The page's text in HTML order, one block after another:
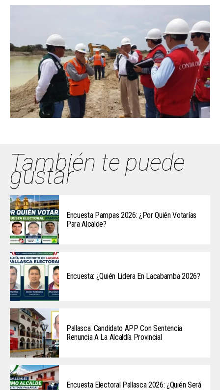
También te puede
gustar
Encuesta Pampas 2026: ¿Por Quién Votarías
Para Alcalde?
Encuesta: ¿Quién Lidera En Lacabamba 2026?
Pallasca: Candidato APP Con Sentencia
Renuncia A La Alcaldía Provincial
Encuesta Electoral Pallasca 2026: ¿Quién Será